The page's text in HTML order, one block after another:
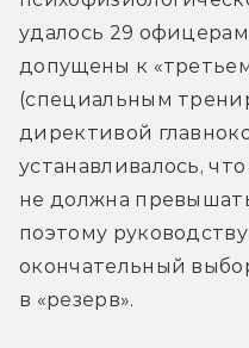
удалось 29
допущены к
(специальным
директивой
устанавливалось,
не должна
поэтому
окончательный
в «резерв».